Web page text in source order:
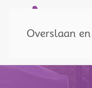
Overslaan